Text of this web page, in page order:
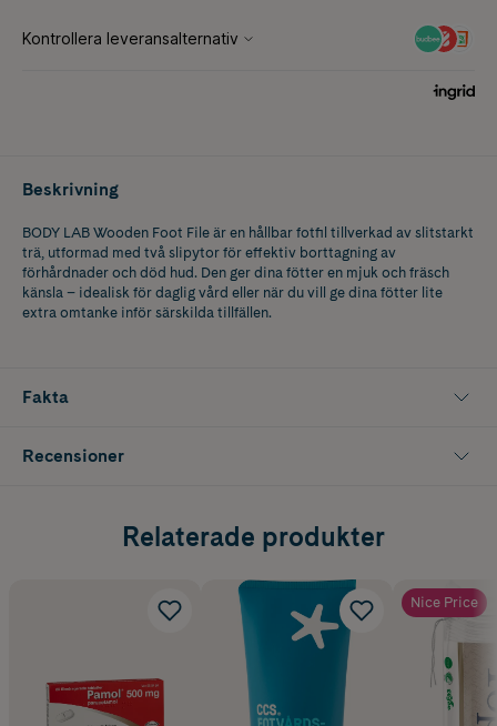
Beskrivning
BODY LAB Wooden Foot File är en hållbar fotfil tillverkad av slitstarkt
trä, utformad med två slipytor för effektiv borttagning av
förhårdnader och död hud. Den ger dina fötter en mjuk och fräsch
känsla – idealisk för daglig vård eller när du vill ge dina fötter lite
extra omtanke inför särskilda tillfällen.
Fakta
Recensioner
Relaterade produkter
Nice Price